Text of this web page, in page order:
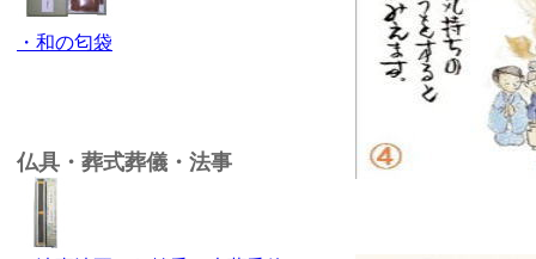
・和の匂袋
仏具・葬式葬儀・法事